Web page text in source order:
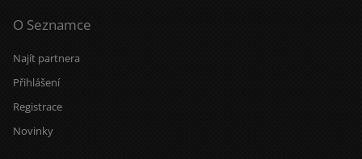
O Seznamce
Najít partnera
Přihlášení
Registrace
Novinky